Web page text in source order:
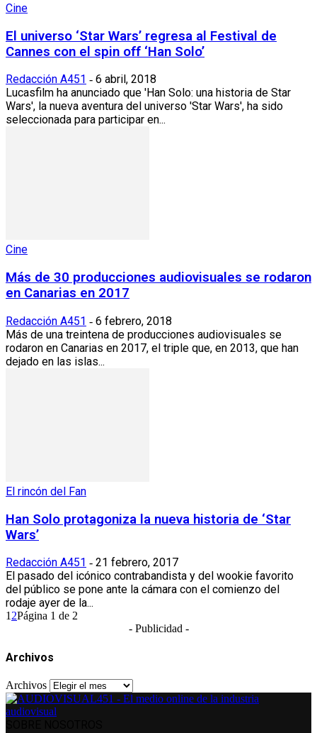
Cine
El universo ‘Star Wars’ regresa al Festival de
Cannes con el spin off ‘Han Solo’
Redacción A451 - 6 abril, 2018
Lucasfilm ha anunciado que 'Han Solo: una historia de Star
Wars', la nueva aventura del universo 'Star Wars', ha sido
seleccionada para participar en...
Cine
Más de 30 producciones audiovisuales se rodaron
en Canarias en 2017
Redacción A451 - 6 febrero, 2018
Más de una treintena de producciones audiovisuales se
rodaron en Canarias en 2017, el triple que, en 2013, que han
dejado en las islas...
El rincón del Fan
Han Solo protagoniza la nueva historia de ‘Star
Wars’
Redacción A451 - 21 febrero, 2017
El pasado del icónico contrabandista y del wookie favorito
del público se pone ante la cámara con el comienzo del
rodaje ayer de la...
1 2Página 1 de 2
- Publicidad -
Archivos
Archivos